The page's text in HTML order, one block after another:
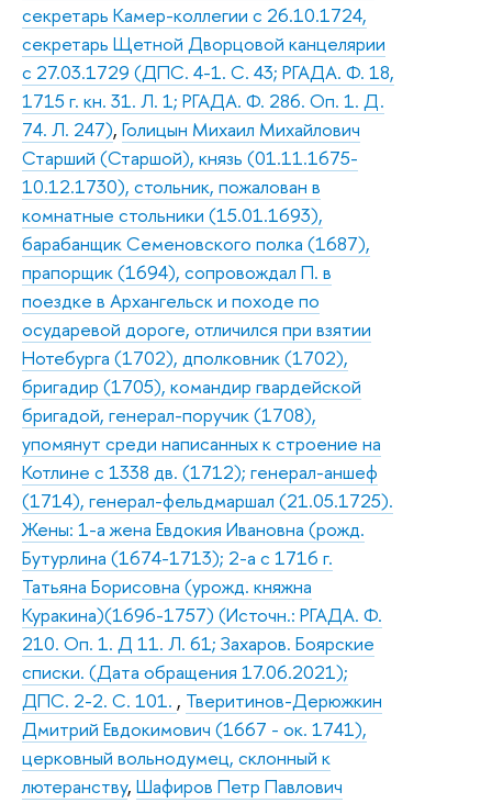
секретарь Камер-коллегии с 26.10.1724,
секретарь Щетной Дворцовой канцелярии
с 27.03.1729 (ДПС. 4-1. С. 43; РГАДА. Ф. 18,
1715 г. кн. 31. Л. 1; РГАДА. Ф. 286. Оп. 1. Д.
74. Л. 247), Голицын Михаил Михайлович
Старший (Старшой), князь (01.11.1675-
10.12.1730), стольник, пожалован в
комнатные стольники (15.01.1693),
барабанщик Семеновского полка (1687),
прапорщик (1694), сопровождал П. в
поездке в Архангельск и походе по
осударевой дороге, отличился при взятии
Нотебурга (1702), дполковник (1702),
бригадир (1705), командир гвардейской
бригадой, генерал-поручик (1708),
упомянут среди написанных к строение на
Котлине с 1338 дв. (1712); генерал-аншеф
(1714), генерал-фельдмаршал (21.05.1725).
Жены: 1-а жена Евдокия Ивановна (рожд.
Бутурлина (1674-1713); 2-а с 1716 г.
Татьяна Борисовна (урожд. княжна
Куракина)(1696-1757) (Источн.: РГАДА. Ф.
210. Оп. 1. Д 11. Л. 61; Захаров. Боярские
списки. (Дата обращения 17.06.2021);
ДПС. 2-2. С. 101. , Тверитинов-Дерюжкин
Дмитрий Евдокимович (1667 - ок. 1741),
церковный вольнодумец, склонный к
лютеранству, Шафиров Петр Павлович